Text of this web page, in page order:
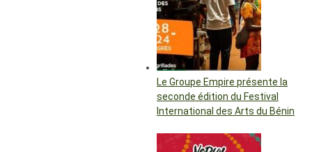
Le Groupe Empire présente la
seconde édition du Festival
International des Arts du Bénin